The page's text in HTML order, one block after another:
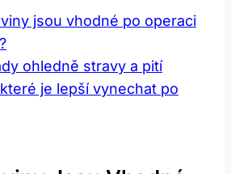
jsou vhodné po operaci
ohledně stravy a pití
je lepší vynechat po